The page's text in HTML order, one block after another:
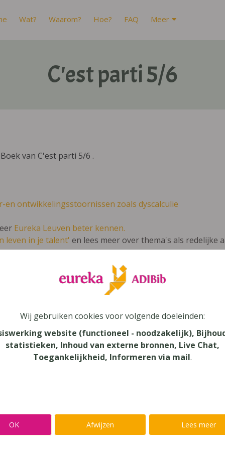
Wat? Waarom? Hoe? FAQ Meer
C'est parti 5/6
van C'est parti 5/6 .
en ontwikkelingsstoornissen zoals dyscalculie
Eureka Leuven beter kennen.
leven in je talent' en lees meer over thema's als redelijke
Onderwijs - ASO, Secundair Onderwijs
Wij gebruiken cookies voor volgende doeleinden:
website (functioneel - noodzakelijk),
statistieken, Inhoud van externe bronnen, Live Chat,
Toegankelijkheid, Informeren via mail.
OK Afwijzen Lees meer